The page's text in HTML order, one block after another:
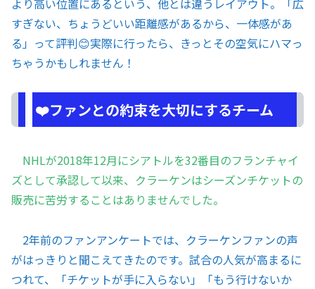
すぎない、ちょうどいい距離感があるから、一体感があ
る」って評判😊実際に行ったら、きっとその空気にハマっ
ちゃうかもしれません！
❤️ファンとの約束を大切にするチーム
NHLが2018年12月にシアトルを32番目のフランチャイ
ズとして承認して以来、クラーケンはシーズンチケットの
販売に苦労することはありませんでした。
2年前のファンアンケートでは、クラーケンファンの声
がはっきりと聞こえてきたのです。試合の人気が高まるに
つれて、「チケットが手に入らない」「もう行けないか